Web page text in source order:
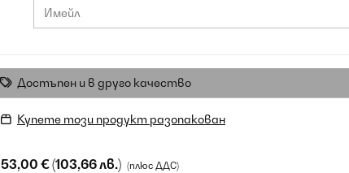
Достъпен и в друго качество
Купете този продукт разопакован
53,00 €(103,66 лв.) (плюс ДДС)